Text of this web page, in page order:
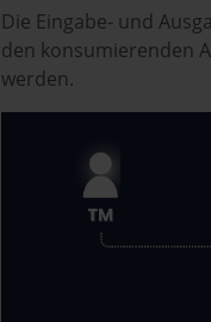
Die Eingabe- und
den konsumierenden
werden.